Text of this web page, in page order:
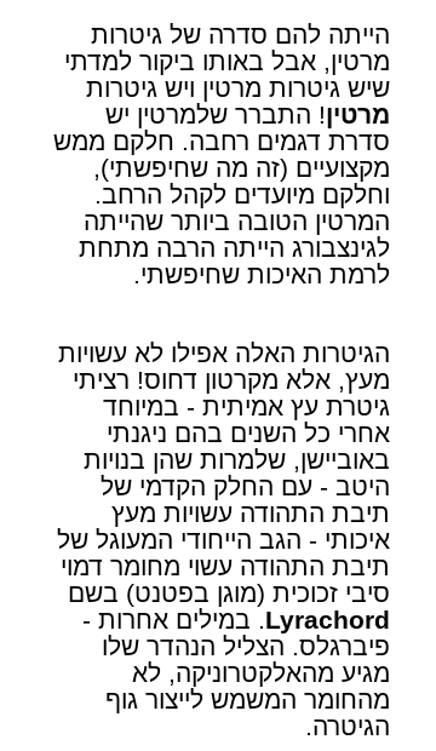
הייתה להם סדרה של גיטרות
מרטין, אבל באותו ביקור למדתי
שיש גיטרות מרטין ויש גיטרות
מרטין! התברר שלמרטין יש
סדרת דגמים רחבה. חלקם ממש
מקצועיים (זה מה שחיפשתי),
וחלקם מיועדים לקהל הרחב.
המרטין הטובה ביותר שהייתה
לגינצבורג הייתה הרבה מתחת
לרמת האיכות שחיפשתי.
הגיטרות האלה אפילו לא עשויות
מעץ, אלא מקרטון דחוס! רציתי
גיטרת עץ אמיתית - במיוחד
אחרי כל השנים בהם ניגנתי
באוביישן, שלמרות שהן בנויות
היטב - עם החלק הקדמי של
תיבת התהודה עשויות מעץ
איכותי - הגב הייחודי המעוגל של
תיבת התהודה עשוי מחומר דמוי
סיבי זכוכית (מוגן בפטנט) בשם
Lyrachord. במילים אחרות -
פיברגלס. הצליל הנהדר שלו
מגיע מהאלקטרוניקה, לא
מהחומר המשמש לייצור גוף
הגיטרה.